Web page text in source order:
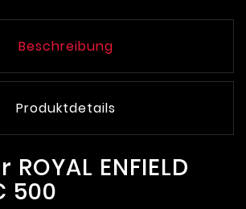
Beschreibung
Produktdetails
ENFIELD
500